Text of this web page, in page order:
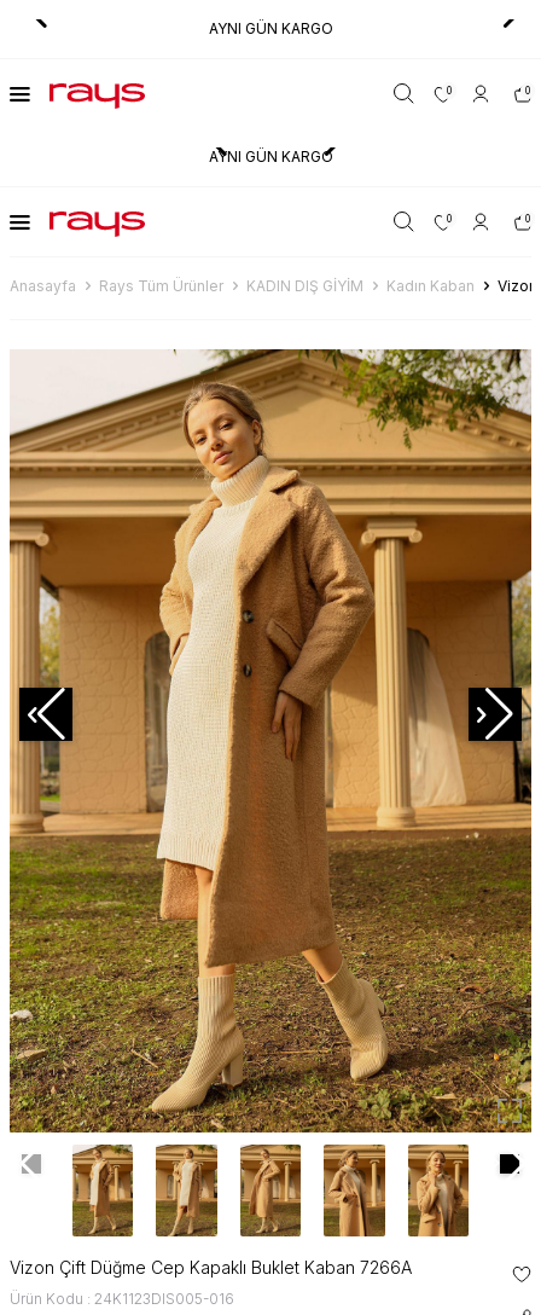
AYNI GÜN KARGO
0 0
AYNI GÜN KARGO
0 0
Anasayfa Rays Tüm Ürünler KADIN DIŞ GİYİM Kadın Kaban Vizon
Vizon Çift Düğme Cep Kapaklı Buklet Kaban 7266A
Ürün Kodu : 24K1123DIS005-016